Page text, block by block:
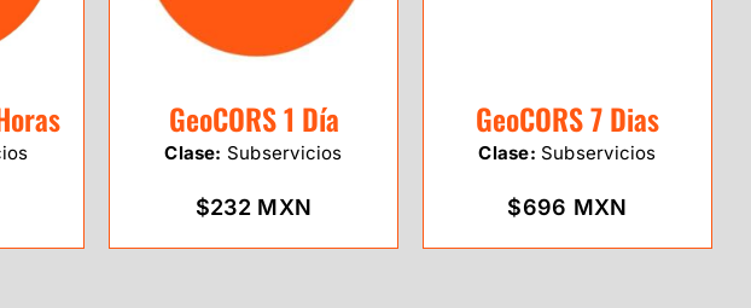
GeoCORS 1 Día
Clase: Subservicios
$232 MXN
GeoCORS 7 Dias
Clase: Subservicios
$696 MXN